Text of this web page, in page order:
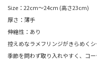
Size：22cm～24cm (高さ23cm)
厚さ：薄手
伸縮性：あり
控えめなラメフリンジがきらめくシ
季節を問わず取り入れやすく、コ